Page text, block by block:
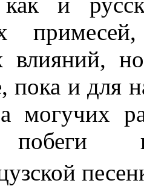
влияний,
пока и для
могучих
побеги